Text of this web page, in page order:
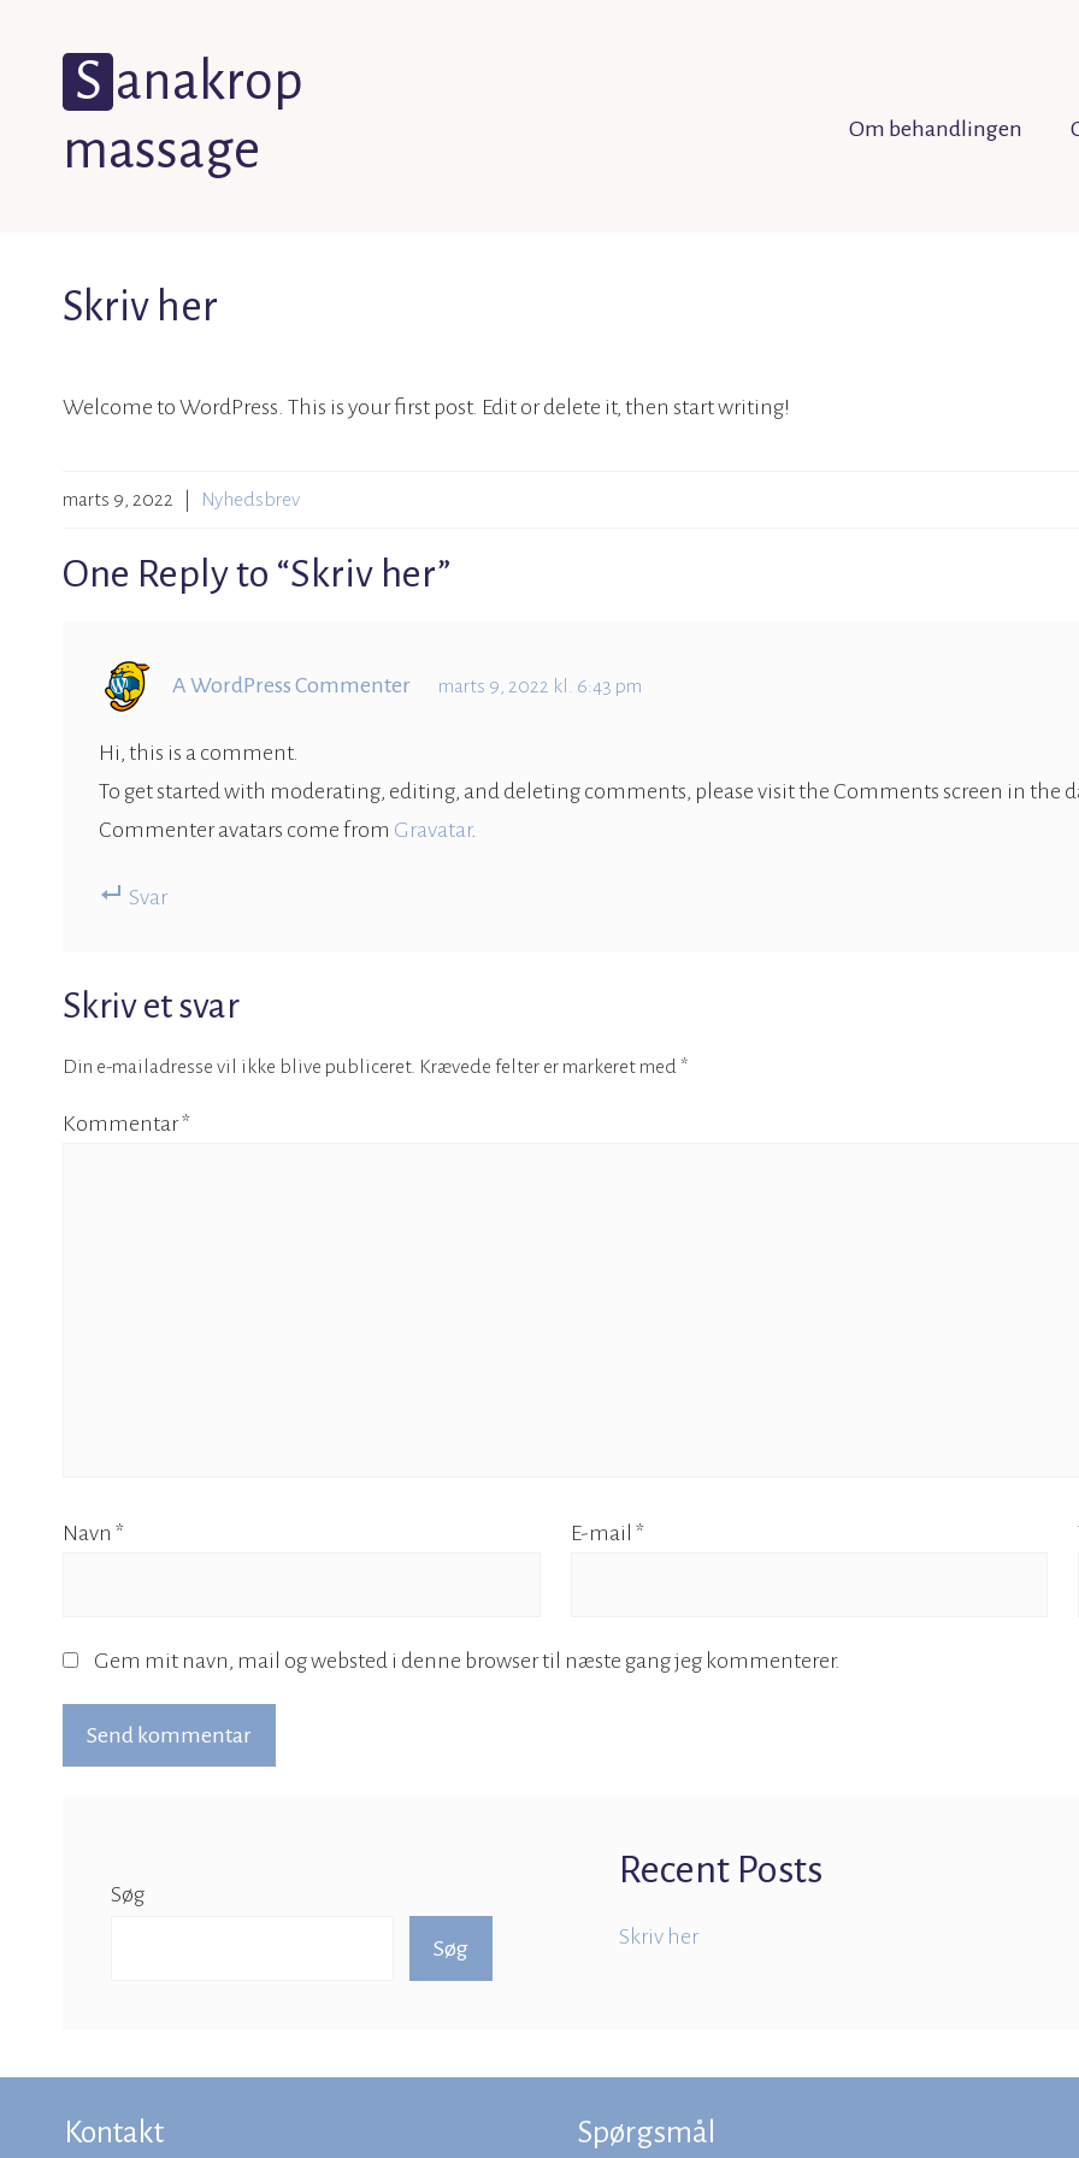
Sanakrop
massage
Om behandlingen
Skriv her
Welcome to WordPress. This is your first post. Edit or delete it, then start writing!
marts 9, 2022 Nyhedsbrev
One Reply to “Skriv her”
A WordPress Commenter marts 9, 2022 kl. 6:43 pm
Hi, this is a comment.
To get started with moderating, editing, and deleting comments, please visit the Comments screen in the
Commenter avatars come from Gravatar.
Svar
Skriv et svar
Din e-mailadresse vil ikke blive publiceret. Krævede felter er markeret med*
Kommentar*
Navn * E-mail *
Gem mit navn, mail og websted i denne browser til næste gang jeg kommenterer.
Søg
Søg
Recent Posts
Skriv her
Kontakt Spørgsmål